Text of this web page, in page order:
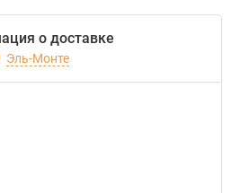
о доставке
Эль-Монте